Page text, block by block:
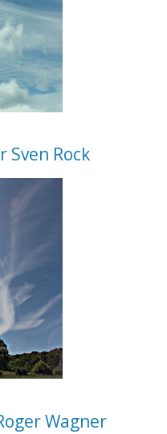
Sven Rock
Wagner